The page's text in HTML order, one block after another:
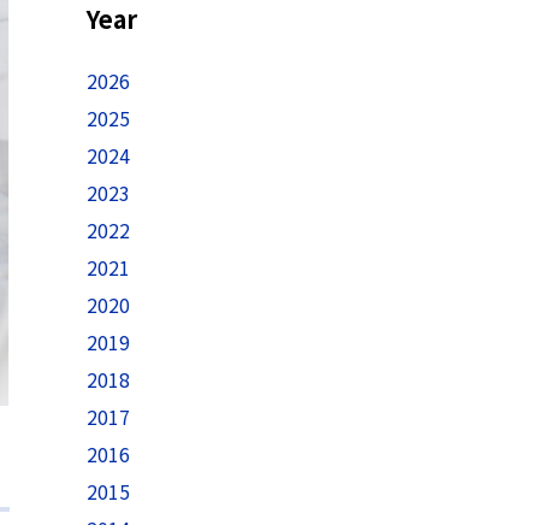
Year
2026
2025
2024
2023
2022
2021
2020
2019
2018
2017
2016
2015